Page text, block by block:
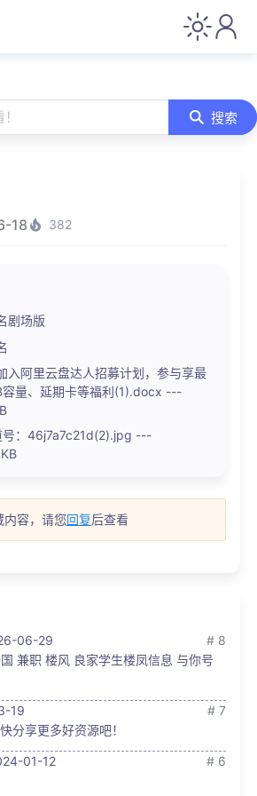
搜索
18 382
剧场版
入阿里云盘达人招募计划，参与享最
量、延期卡等福利(1).docx ---
号：46j7a7c21d(2).jpg ---
内容，请您回复后查看
06-29
# 8
兼职 楼风 良家学生楼凤信息 与你号
19
# 7
分享更多好资源吧！
01-12
# 6